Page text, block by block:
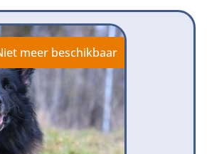
tegen grasaren
Honden voor Honden Loop
Vraag een donatiebox aan
Donateursmagazine Hond
Onze successen voor honden
Incassodata
meer beschikbaar